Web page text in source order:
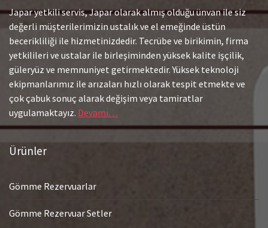
Japar yetkili servis, Japar olarak almış olduğu ünvan ile siz
değerli müşterilerimizin ustalık ve el emeğinde üstün
becerikliliği ile hizmetinizdedir. Tecrübe ve birikimin, firma
yetkilileri ve ustalar ile birleşiminden yüksek kalite işçilik,
güleryüz ve memnuniyet getirmektedir. Yüksek teknoloji
ekipmanlarımız ile arızaları hızlı olarak tespit etmekte ve
çok çabuk sonuç alarak değişim veya tamiratlar
uygulamaktayız. Devamı…
Ürünler
Gömme Rezervuarlar
Gömme Rezervuar Setler